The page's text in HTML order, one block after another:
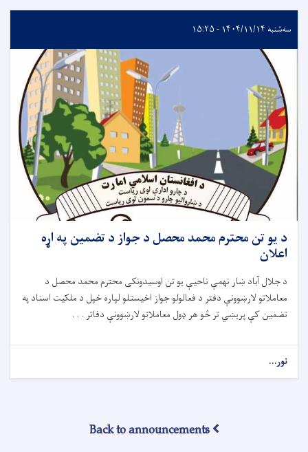
سه‌شنبه ۱۴۰۴/۱۱/۱۴ - ۱۵:۲۵
د يو تن محترم محمد محصل د جواز د تضمين په اړه
اعلان
د جلال آباد ښار نهمې ناحیې يو تن اوسیدونکى محترم محمد محصل د
معاملاتو لارښوونې دفتر د فعالولو جواز اخيستلو لپاره خپل د ملکيت اسناد په
تضمین کې پريښي تر څو هر ډول معاملاتو لارښوونې دفاتر . . .
نور...
Back to announcements